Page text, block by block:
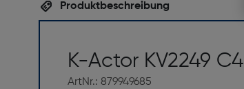
Produktbeschreibung
K-Actor KV2249 C4
ArtNr.: 879949685